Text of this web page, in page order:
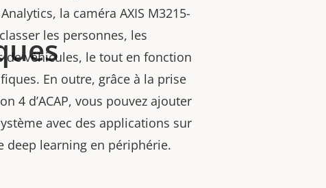
la caméra AXIS M3215-
les personnes, les
de véhicules, le tout en fonction
En outre, grâce à la prise
4 d’ACAP, vous pouvez ajouter
avec des applications sur
deep learning en périphérie.